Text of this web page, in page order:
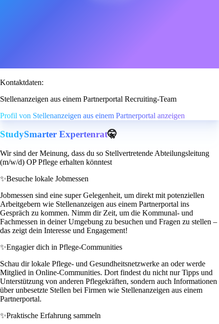
Kontaktdaten:
Stellenanzeigen aus einem Partnerportal Recruiting-Team
Profil von Stellenanzeigen aus einem Partnerportal anzeigen
StudySmarter Expertenrat🤫
Wir sind der Meinung, dass du so Stellvertretende Abteilungsleitung
(m/w/d) OP Pflege erhalten könntest
✨Besuche lokale Jobmessen
Jobmessen sind eine super Gelegenheit, um direkt mit potenziellen
Arbeitgebern wie Stellenanzeigen aus einem Partnerportal ins
Gespräch zu kommen. Nimm dir Zeit, um die Kommunal- und
Fachmessen in deiner Umgebung zu besuchen und Fragen zu stellen –
das zeigt dein Interesse und Engagement!
✨Engagier dich in Pflege-Communities
Schau dir lokale Pflege- und Gesundheitsnetzwerke an oder werde
Mitglied in Online-Communities. Dort findest du nicht nur Tipps und
Unterstützung von anderen Pflegekräften, sondern auch Informationen
über unbesetzte Stellen bei Firmen wie Stellenanzeigen aus einem
Partnerportal.
✨Praktische Erfahrung sammeln